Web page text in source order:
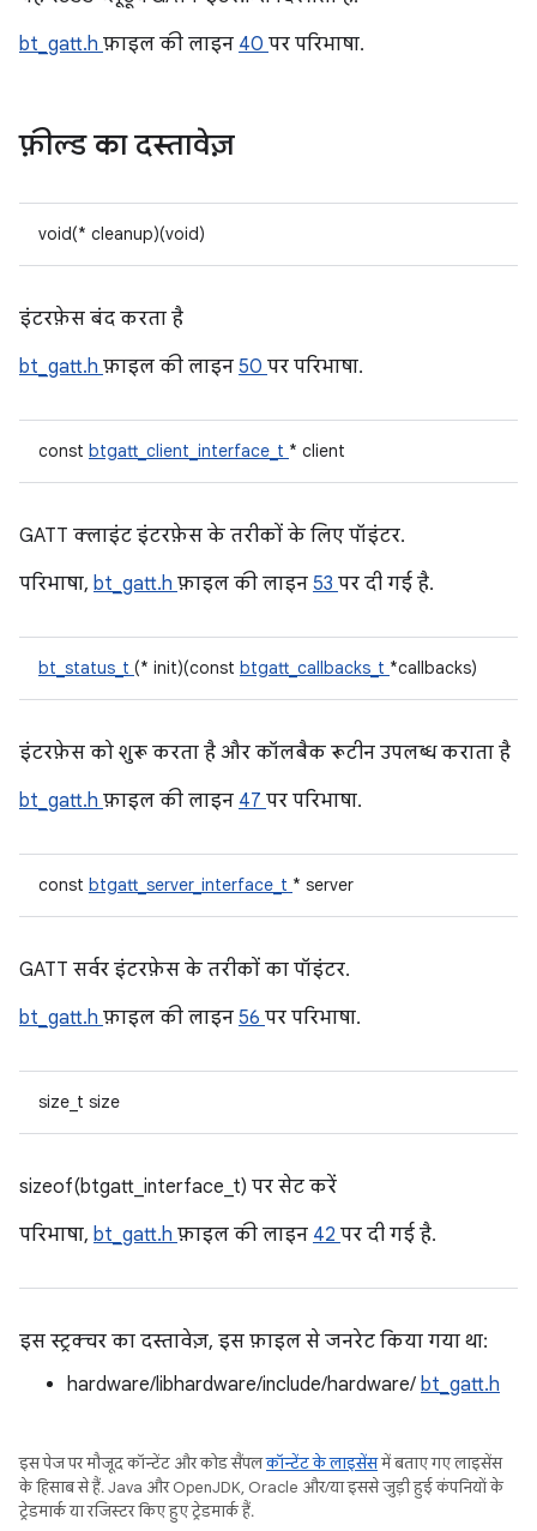
bt_gatt.h फ़ाइल की लाइन 40 पर परिभाषा.
फ़ील्ड का दस्तावेज़
void(* cleanup)(void)
इंटरफ़ेस बंद करता है
bt_gatt.h फ़ाइल की लाइन 50 पर परिभाषा.
const btgatt_client_interface_t * client
GATT क्लाइंट इंटरफ़ेस के तरीकों के लिए पॉइंटर.
परिभाषा, bt_gatt.h फ़ाइल की लाइन 53 पर दी गई है.
bt_status_t (* init)(const btgatt_callbacks_t *callbacks)
इंटरफ़ेस को शुरू करता है और कॉलबैक रूटीन उपलब्ध कराता है
bt_gatt.h फ़ाइल की लाइन 47 पर परिभाषा.
const btgatt_server_interface_t * server
GATT सर्वर इंटरफ़ेस के तरीकों का पॉइंटर.
bt_gatt.h फ़ाइल की लाइन 56 पर परिभाषा.
size_t size
sizeof(btgatt_interface_t) पर सेट करें
परिभाषा, bt_gatt.h फ़ाइल की लाइन 42 पर दी गई है.
इस स्ट्रक्चर का दस्तावेज़, इस फ़ाइल से जनरेट किया गया था:
hardware/libhardware/include/hardware/ bt_gatt.h
इस पेज पर मौजूद कॉन्टेंट और कोड सैंपलकॉन्टेंट के लाइसेंसमें बताए गए लाइसेंस
के हिसाब से हैं. Java और OpenJDK, Oracle और/या इससे जुड़ी हुई कंपनियों के
ट्रेडमार्क या रजिस्टर किए हुए ट्रेडमार्क हैं.